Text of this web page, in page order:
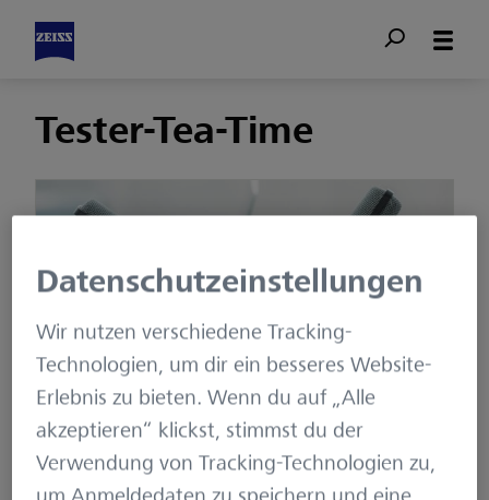
Tester-Tea-Time
Tester-Tea-Time (Teil 3): Die ewige Ungeliebte
– Dokumentation im Software-Projekt
Die „Tester-Tea-Time“ ist ein Beitragsformat auf
diesem Blog, in dem Themen aufgegriffen werden,
die Testerinnen und Tester tagtäglich beschäftigen.
Datenschutzeinstellungen
Wir nutzen verschiedene Tracking-
Technologien, um dir ein besseres Website-
Erlebnis zu bieten. Wenn du auf „Alle
akzeptieren“ klickst, stimmst du der
Verwendung von Tracking-Technologien zu,